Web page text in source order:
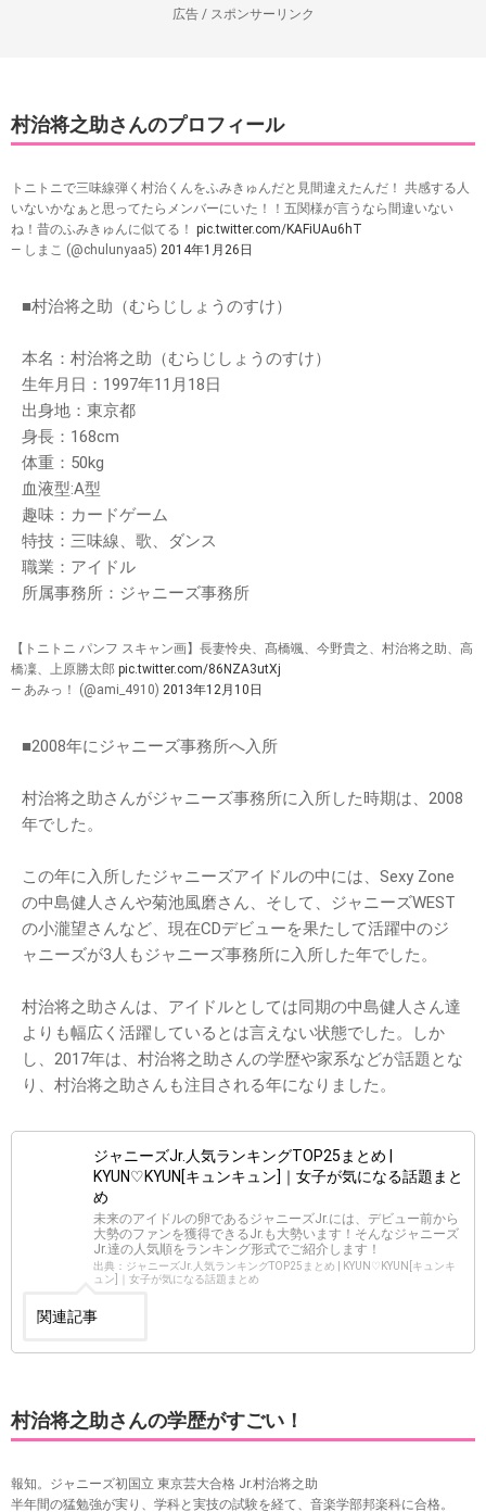
広告 / スポンサーリンク
村治将之助さんのプロフィール
トニトニで三味線弾く村治くんをふみきゅんだと見間違えたんだ！ 共感する人
いないかなぁと思ってたらメンバーにいた！！五関様が言うなら間違いない
ね！昔のふみきゅんに似てる！ pic.twitter.com/KAFiUAu6hT
— しまこ (@chulunyaa5) 2014年1月26日
■村治将之助（むらじしょうのすけ）
本名：村治将之助（むらじしょうのすけ）
生年月日：1997年11月18日
出身地：東京都
身長：168cm
体重：50kg
血液型:A型
趣味：カードゲーム
特技：三味線、歌、ダンス
職業：アイドル
所属事務所：ジャニーズ事務所
【トニトニ パンフ スキャン画】長妻怜央、髙橋颯、今野貴之、村治将之助、高
橋凜、上原勝太郎 pic.twitter.com/86NZA3utXj
— あみっ！ (@ami_4910) 2013年12月10日
■2008年にジャニーズ事務所へ入所
村治将之助さんがジャニーズ事務所に入所した時期は、2008
年でした。
この年に入所したジャニーズアイドルの中には、Sexy Zone
の中島健人さんや菊池風磨さん、そして、ジャニーズWEST
の小瀧望さんなど、現在CDデビューを果たして活躍中のジ
ャニーズが3人もジャニーズ事務所に入所した年でした。
村治将之助さんは、アイドルとしては同期の中島健人さん達
よりも幅広く活躍しているとは言えない状態でした。しか
し、2017年は、村治将之助さんの学歴や家系などが話題とな
り、村治将之助さんも注目される年になりました。
ジャニーズJr.人気ランキングTOP25まとめ |
KYUN♡KYUN[キュンキュン]｜女子が気になる話題まと
め
未来のアイドルの卵であるジャニーズJr.には、デビュー前から
大勢のファンを獲得できるJr.も大勢います！そんなジャニーズ
Jr.達の人気順をランキング形式でご紹介します！
出典：ジャニーズJr.人気ランキングTOP25まとめ | KYUN♡KYUN[キュンキ
ュン]｜女子が気になる話題まとめ
関連記事
村治将之助さんの学歴がすごい！
報知。ジャニーズ初国立 東京芸大合格 Jr.村治将之助
半年間の猛勉強が実り、学科と実技の試験を経て、音楽学部邦楽科に合格。